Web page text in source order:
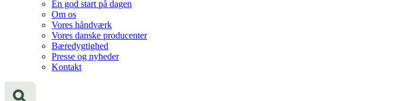
En god start på dagen
Om os
Vores håndværk
Vores danske producenter
Bæredygtighed
Presse og nyheder
Kontakt